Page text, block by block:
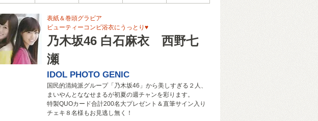
表紙＆巻頭グラビア
ビューティーコンビ浴衣にうっとり♥
乃木坂46 白石麻衣 西野七
瀬
IDOL PHOTO GENIC
国民的清純派グループ「乃木坂46」から美しすぎる２人、
まいやんとななせまるが初夏の週チャンを彩ります。
特製QUOカード合計200名大プレゼント＆直筆サイン入り
チェキ８名様もお見逃し無く！